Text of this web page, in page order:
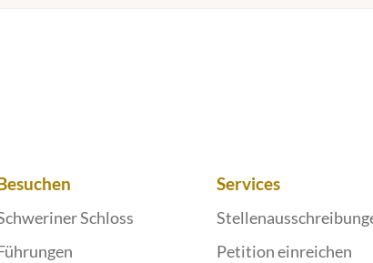
Schloss
Services
Petition einreichen